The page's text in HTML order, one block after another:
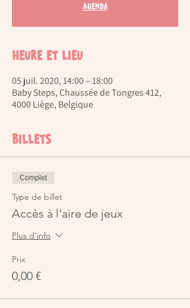
Agenda
Heure et lieu
05 juil. 2020, 14:00 – 18:00
Baby Steps, Chaussée de Tongres 412,
4000 Liège, Belgique
Billets
Complet
Type de billet
Accès à l'aire de jeux
Plus d'info
Prix
0,00 €